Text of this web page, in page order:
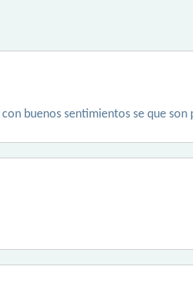
buenos sentimientos se que son